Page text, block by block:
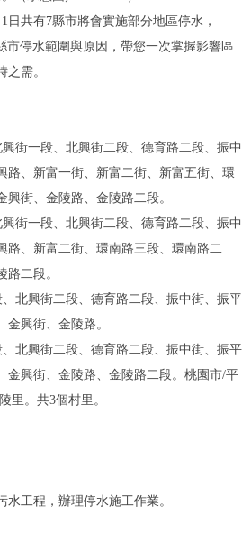
日共有7縣市將會實施部分地區停水，
市停水範圍與原因，帶您一次掌握影響區
需。
街一段、北興街二段、德育路二段、振中
路、新富一街、新富二街、新富五街、環
街、金陵路、金陵路二段。
街一段、北興街二段、德育路二段、振中
路、新富二街、環南路三段、環南路二
路二段。
北興街二段、德育路二段、振中街、振平
興街、金陵路。
北興街二段、德育路二段、振中街、振平
金興街、金陵路、金陵路二段。桃園市/平
里。共3個村里。
工程，辦理停水施工作業。